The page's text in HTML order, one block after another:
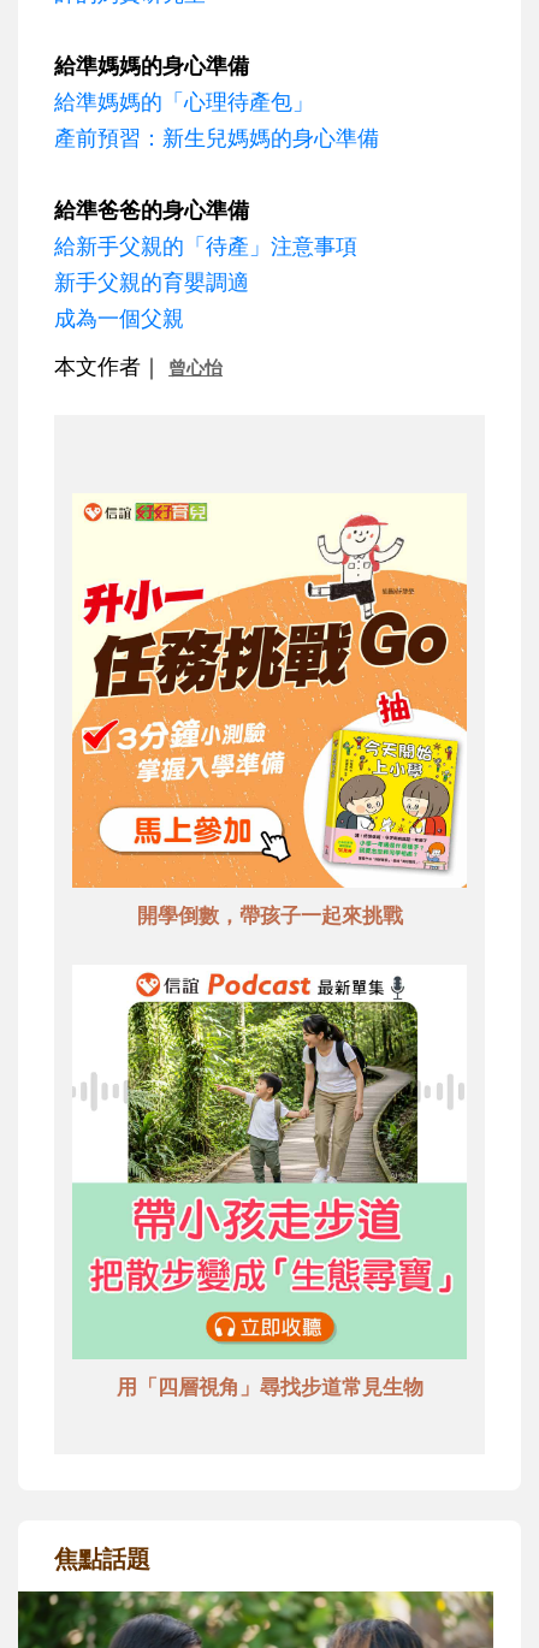
給準媽媽的身心準備
給準媽媽的「心理待產包」
產前預習：新生兒媽媽的身心準備
給準爸爸的身心準備
給新手父親的「待產」注意事項
新手父親的育嬰調適
成為一個父親
本文作者｜
曾心怡
開學倒數，帶孩子一起來挑戰
用「四層視角」尋找步道常見生物
焦點話題